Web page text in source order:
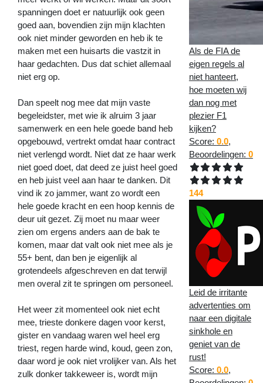
spanningen doet er natuurlijk ook geen
goed aan, bovendien zijn mijn klachten
ook niet minder geworden en heb ik te
maken met een huisarts die vastzit in
haar gedachten. Dus dat schiet allemaal
niet erg op.
Dan speelt nog mee dat mijn vaste
begeleidster, met wie ik alruim 3 jaar
samenwerk en een hele goede band heb
opgebouwd, vertrekt omdat haar contract
niet verlengd wordt. Niet dat ze haar werk
niet goed doet, dat deed ze juist heel goed
en heb juist veel aan haar te danken. Dit
vind ik zo jammer, want zo wordt een
hele goede kracht en een hoop kennis de
deur uit gezet. Zij moet nu maar weer
zien om ergens anders aan de bak te
komen, maar dat valt ook niet mee als je
55+ bent, dan ben je eigenlijk al
grotendeels afgeschreven en dat terwijl
men overal zit te springen om personeel.
Het weer zit momenteel ook niet echt
mee, trieste donkere dagen voor kerst,
gister en vandaag waren wel heel erg
triest, regen harde wind, koud, geen zon,
daar word je ook niet vrolijker van. Als het
zulk donker takkeweer is, wordt mijn
Als de FIA de
eigen regels al
niet hanteert,
hoe moeten wij
dan nog met
plezier F1
kijken?
Score: 0.0,
Beoordelingen: 0
144
Leid de irritante
advertenties om
naar een digitale
sinkhole en
geniet van de
rust!
Score: 0.0,